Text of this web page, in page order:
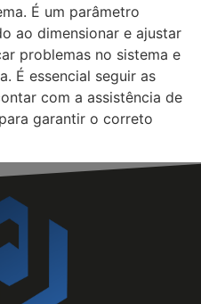
É um parâmetro
ao dimensionar e ajustar
problemas no sistema e
É essencial seguir as
com a assistência de
garantir o correto